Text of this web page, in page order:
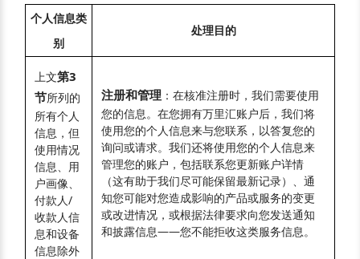
个人信息类
别
处理目的
上文第3
节所列的
所有个人
信息，但
使用情况
信息、用
户画像、
付款人/
收款人信
息和设备
信息除外
注册和管理 ：在核准注册时，我们需要使用
您的信息。在您拥有万里汇账户后，我们将
使用您的个人信息来与您联系，以答复您的
询问或请求。我们还将使用您的个人信息来
管理您的账户，包括联系您更新账户详情
（这有助于我们尽可能保留最新记录）、通
知您可能对您造成影响的产品或服务的变更
或改进情况，或根据法律要求向您发送通知
和披露信息——您不能拒收这类服务信息。